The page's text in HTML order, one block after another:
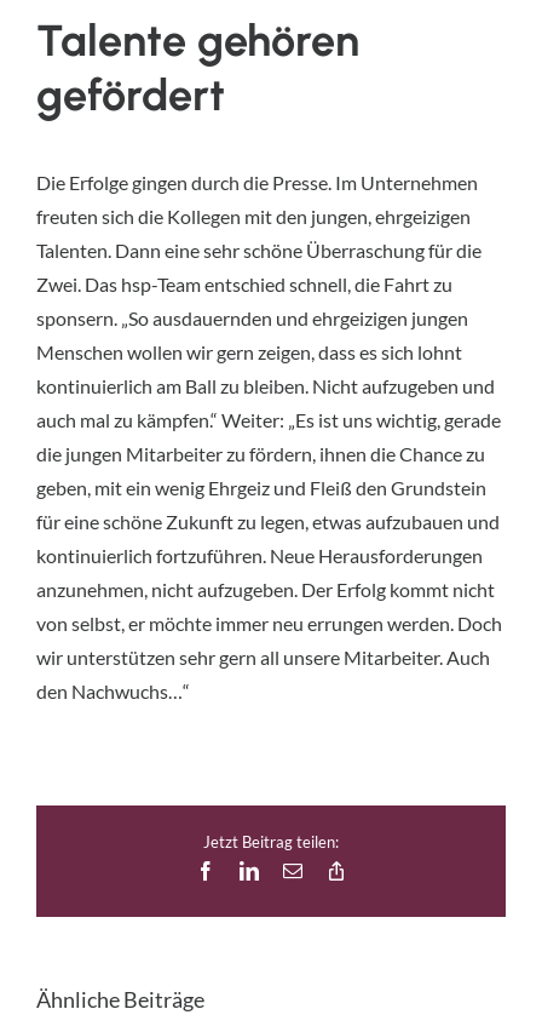
Talente gehören
gefördert
Die Erfolge gingen durch die Presse. Im Unternehmen
freuten sich die Kollegen mit den jungen, ehrgeizigen
Talenten. Dann eine sehr schöne Überraschung für die
Zwei. Das hsp-Team entschied schnell, die Fahrt zu
sponsern. „So ausdauernden und ehrgeizigen jungen
Menschen wollen wir gern zeigen, dass es sich lohnt
kontinuierlich am Ball zu bleiben. Nicht aufzugeben und
auch mal zu kämpfen.“ Weiter: „Es ist uns wichtig, gerade
die jungen Mitarbeiter zu fördern, ihnen die Chance zu
geben, mit ein wenig Ehrgeiz und Fleiß den Grundstein
für eine schöne Zukunft zu legen, etwas aufzubauen und
kontinuierlich fortzuführen. Neue Herausforderungen
anzunehmen, nicht aufzugeben. Der Erfolg kommt nicht
von selbst, er möchte immer neu errungen werden. Doch
wir unterstützen sehr gern all unsere Mitarbeiter. Auch
den Nachwuchs…“
Jetzt Beitrag teilen:
FacebookLinkedIn
E-
Ähnliche Beiträge